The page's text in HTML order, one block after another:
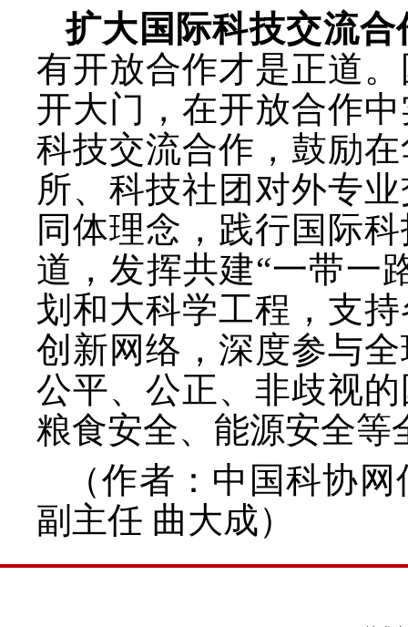
扩大国际科技交流合
有开放合作才是正道
开大门，在开放合作
科技交流合作，鼓励
所、科技社团对外专
同体理念，践行国际
道，发挥共建“一带一
划和大科学工程，支
创新网络，深度参与
公平、公正、非歧视
粮食安全、能源安全等
（作者 ： 中国科协
副主任 曲大成）